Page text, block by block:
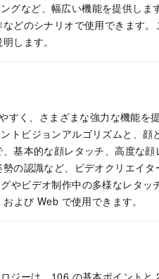
グなど、幅広い機能を提供しま
どのシナリオで使用できます
します。
すく、さまざまな強力な機能を
トビジョンアルゴリズムと、
基本的な顔レタッチ、高度な
の認識など、ビデオクリエイタ
やビデオ制作中の多様なレタッ
よび Web で使用できます。